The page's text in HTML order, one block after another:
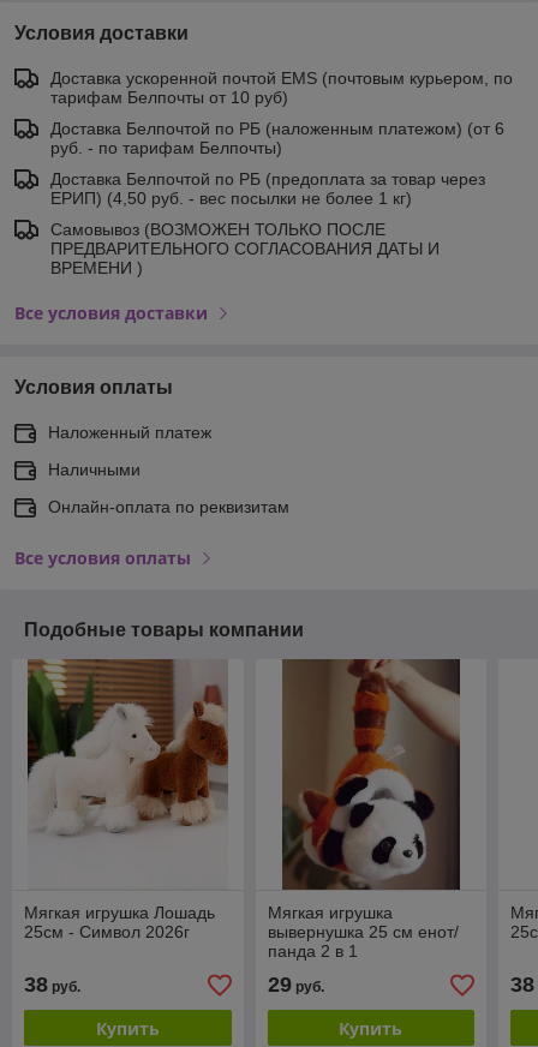
Условия доставки
Доставка ускоренной почтой EMS (почтовым курьером, по
тарифам Белпочты от 10 руб)
Доставка Белпочтой по РБ (наложенным платежом) (от 6
руб. - по тарифам Белпочты)
Доставка Белпочтой по РБ (предоплата за товар через
ЕРИП) (4,50 руб. - вес посылки не более 1 кг)
Самовывоз (ВОЗМОЖЕН ТОЛЬКО ПОСЛЕ
ПРЕДВАРИТЕЛЬНОГО СОГЛАСОВАНИЯ ДАТЫ И
ВРЕМЕНИ )
Все условия доставки
Условия оплаты
Наложенный платеж
Наличными
Онлайн-оплата по реквизитам
Все условия оплаты
Подобные товары компании
Мягкая игрушка Лошадь
25см - Символ 2026г
38 руб.
Купить
Мягкая игрушка
вывернушка 25 см енот/
панда 2 в 1
29руб.
Купить
38